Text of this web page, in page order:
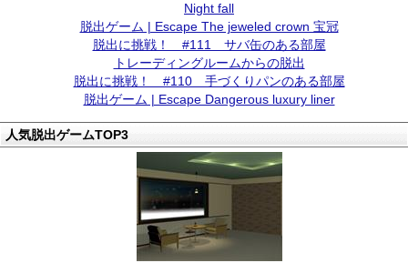
Night fall
脱出ゲーム | Escape The jeweled crown 宝冠
脱出に挑戦！ #111 サバ缶のある部屋
トレーディングルームからの脱出
脱出に挑戦！ #110 手づくりパンのある部屋
脱出ゲーム | Escape Dangerous luxury liner
人気脱出ゲームTOP3